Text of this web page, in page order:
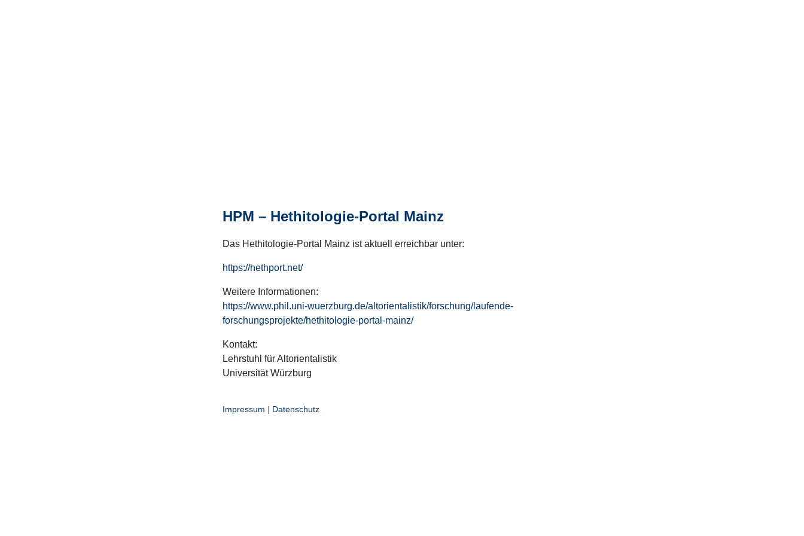
HPM – Hethitologie-Portal Mainz
Das Hethitologie-Portal Mainz ist aktuell erreichbar unter:
https://hethport.net/
Weitere Informationen:
https://www.phil.uni-wuerzburg.de/altorientalistik/forschung/laufende-
forschungsprojekte/hethitologie-portal-mainz/
Kontakt:
Lehrstuhl für Altorientalistik
Universität Würzburg
Impressum | Datenschutz